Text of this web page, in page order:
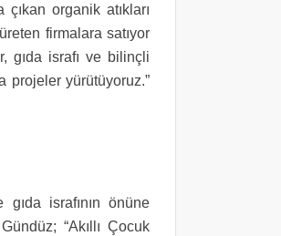
organik atıkları
firmalara satıyor
gıda israfı ve bilinçli
projeler yürütüyoruz.”
israfının önüne
“Akıllı Çocuk